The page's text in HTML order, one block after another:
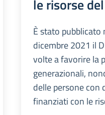
le risorse
È stato pubblicato
dicembre 2021 il
volte a favorire la
generazionali,
delle persone con
finanziati con le